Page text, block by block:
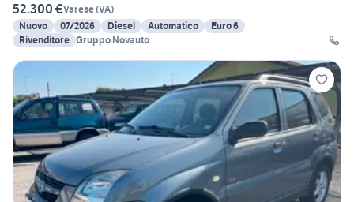
52.300 €Varese(VA)
Nuovo
07/2026 Diesel Automatico
Euro 6
Rivenditore Gruppo Novauto